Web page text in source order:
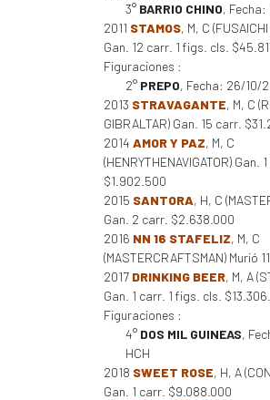
3° BARRIO CHINO,
2011 STAMOS, M, C
Gan. 12 carr. 1 figs. cls.
Figuraciones :
2° PREPO, Fecha: 26/10/
2013 STRAVAGANTE, M, C
GIBRALTAR) Gan. 15 carr.
2014 AMOR Y PAZ, M, C
(HENRYTHENAVIGATOR) Gan.
$1.902.500
2015 SANTORA, H, C
Gan. 2 carr. $2.638.000
2016 NN 16 STAFELIZ, M, C
(MASTERCRAFTSMAN) Murió
2017 DRINKING BEER, M, A
Gan. 1 carr. 1 figs. cls.
Figuraciones :
4° DOS MIL GUINEAS,
HCH
2018 SWEET ROSE, H, A
Gan. 1 carr. $9.088.000